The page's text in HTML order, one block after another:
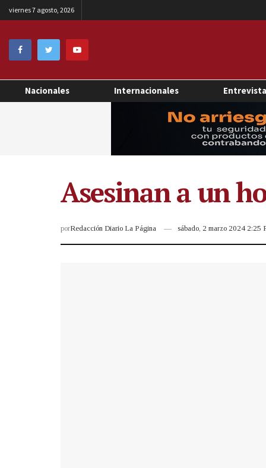
viernes 7 agosto, 2026
Nacionales Internacionales
Asesinan a un
porRedacción Diario La Página sábado, 2 marzo 2024 2:25